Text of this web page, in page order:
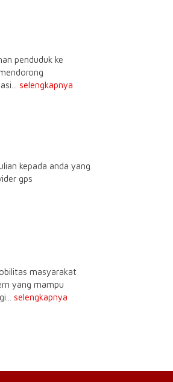
penduduk ke
selengkapnya
kepada anda yang
gps
masyarakat
yang mampu
selengkapnya